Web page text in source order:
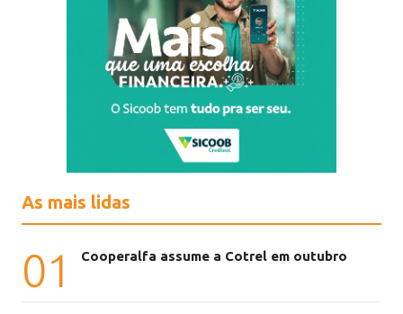
As mais lidas
01 Cooperalfa assume a Cotrel em outubro